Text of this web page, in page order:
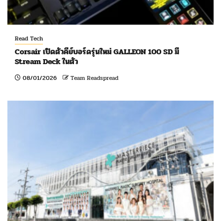
Read Tech
Corsair เปิดตัวคีย์บอร์ดรุ่นใหม่ GALLEON 100 SD มี
Stream Deck ในตัว
08/01/2026 Team Readspread